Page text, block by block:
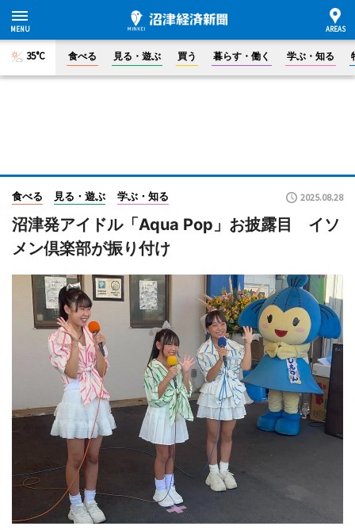
35°C 食べる 見る・遊ぶ 買う 暮らす・働く 学ぶ・知る
食べる 見る・遊ぶ 学ぶ・知る 2025.08.28
沼津発アイドル「Aqua Pop」お披露目 イソ
メン倶楽部が振り付け